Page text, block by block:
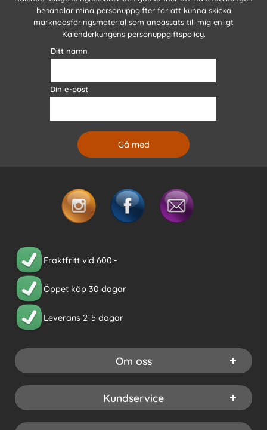
behandlar mina personuppgifter för att kunna skicka
marknadsföringsmaterial som anpassats till mig enligt
Kalenderkungens personuppgiftspolicy.
Ditt namn
Din e-post
Fraktfritt vid 600:-
Öppet köp 30 dagar
Leverans 2-5 dagar
Om oss
Kundservice